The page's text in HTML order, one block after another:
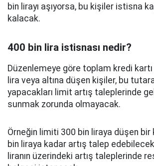
bin lirayı aşıyorsa, bu kişiler istisna
kalacak.
400 bin lira istisnası nedir?
Düzenlemeye göre toplam kredi
lira veya altına düşen kişiler, bu
yapacakları limit artış taleplerinde
sunmak zorunda olmayacak.
Örneğin limiti 300 bin liraya düşen bir
bin liraya kadar artış talep
liranın üzerindeki artış taleplerinde